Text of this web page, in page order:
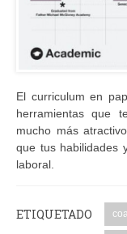
El curriculum en
herramientas que
mucho más
que tus habilidades
laboral.
ETIQUETADO